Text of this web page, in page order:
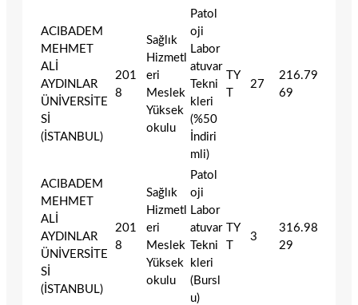
ACIBADEM
MEHMET
ALİ
AYDINLAR
ÜNİVERSİTE
Sİ
(İSTANBUL)
201
8
Sağlık
Hizmetl
eri
Meslek
Yüksek
okulu
Patol
oji
Labor
atuvar
Tekni
kleri
(%50
İndiri
mli)
TY
T
27
216.79
69
ACIBADEM
MEHMET
ALİ
AYDINLAR
ÜNİVERSİTE
Sİ
(İSTANBUL)
201
8
Sağlık
Hizmetl
eri
Meslek
Yüksek
okulu
Patol
oji
Labor
atuvar
Tekni
kleri
(Bursl
u)
TY
T
3
316.98
29